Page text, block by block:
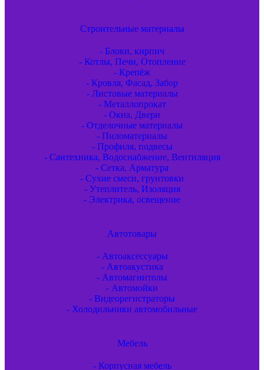
Строительные материалы
- Блоки, кирпич
- Котлы, Печи, Отопление
- Крепёж
- Кровля, Фасад, Забор
- Листовые материалы
- Металлопрокат
- Окна, Двери
- Отделочные материалы
- Пиломатериалы
- Профиля, подвесы
- Сантехника, Водоснабжение, Вентиляция
- Сетка, Арматура
- Сухие смеси, грунтовки
- Утеплитель, Изоляция
- Электрика, освещение
Автотовары
- Автоаксессуары
- Автоакустика
- Автомагнитолы
- Автомойки
- Видеорегистраторы
- Холодильники автомобильные
Мебель
- Корпусная мебель